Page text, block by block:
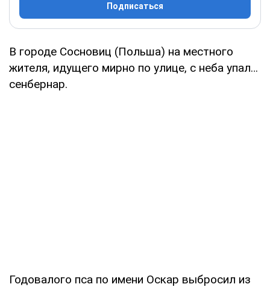
Подписаться
В городе Сосновиц (Польша) на местного
жителя, идущего мирно по улице, с неба упал…
сенбернар.
Годовалого пса по имени Оскар выбросил из